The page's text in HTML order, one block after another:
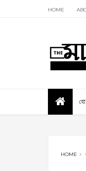
HOME
HOME